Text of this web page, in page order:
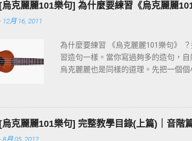
[烏克麗麗101樂句] 為什麼要練習《烏克麗麗
12月 16, 2011
為什麼要練習 《烏克麗麗101樂句》
習造句一樣。當你寫過夠多的造句，
烏克麗麗也是同樣的道理。先把一個
[烏克麗麗101樂句] 完整教學目錄(上篇)｜音階
8月 05, 2012